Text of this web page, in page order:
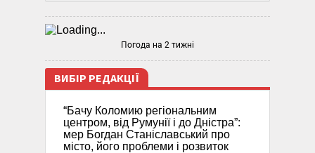
Погода на 2 тижні
ВИБІР РЕДАКЦІЇ
“Бачу Коломию регіональним
центром, від Румунії і до Дністра”:
мер Богдан Станіславський про
місто, його проблеми і розвиток